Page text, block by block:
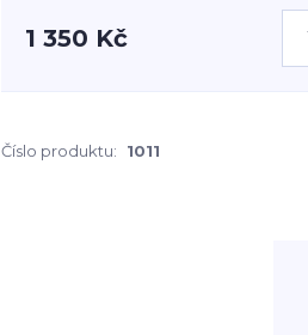
1 350 Kč
Číslo produktu: 1011